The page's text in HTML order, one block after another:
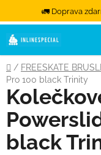
🚛 Doprava
Přejít na obsah
Domů
/ FREESKATE
Pro 100 black Trinity
black